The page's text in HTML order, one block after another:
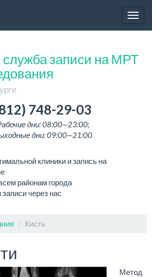
служба записи на МРТ
748-29-03
дни: 08:00—23:00;
дни: 09:00—21:00
клиники и запись на
районам города
через нас
Кисть
Метод